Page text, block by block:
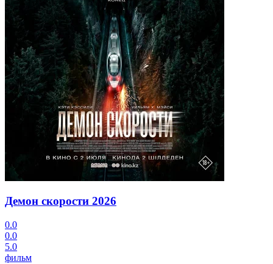
Демон скорости 2026
0.0
0.0
5.0
фильм